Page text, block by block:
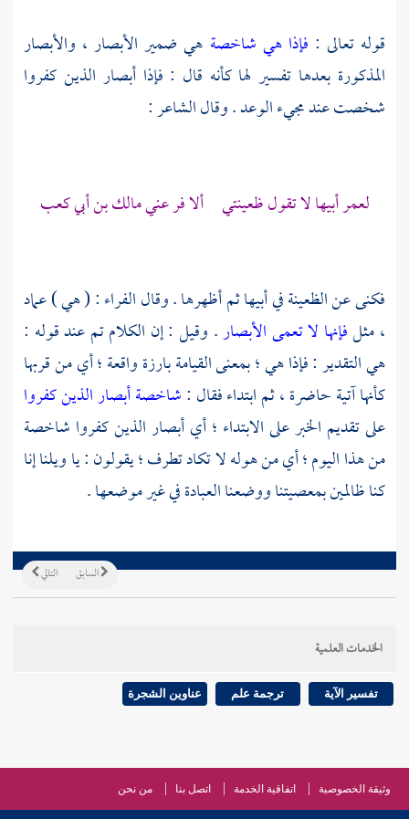
قوله تعالى : فإذا هي شاخصة هي ضمير الأبصار ، والأبصار
المذكورة بعدها تفسير لها كأنه قال : فإذا أبصار الذين كفروا
شخصت عند مجيء الوعد . وقال الشاعر :
لعمر أبيها لا تقول ظعينتي ألا فر عنيمالك بن أبي كعب
فكنى عن الظعينة في أبيها ثم أظهرها . وقالالفراء: ( هي ) عماد
، مثلفإنها لا تعمى الأبصار. وقيل : إن الكلام تم عند قوله :
هي التقدير : فإذا هي ؛ بمعنى القيامة بارزة واقعة ؛ أي من قربها
كأنها آتية حاضرة ، ثم ابتداء فقال :شاخصة أبصار الذين كفروا
على تقديم الخبر على الابتداء ؛ أي أبصار الذين كفروا شاخصة
من هذا اليوم ؛ أي من هوله لا تكاد تطرف ؛ يقولون : يا ويلنا إنا
كنا ظالمين بمعصيتنا ووضعنا العبادة في غير موضعها .
التالي السابق
الخدمات العلمية
تفسير الآية ترجمة علم عناوين الشجرة
وثيقة الخصوصية اتفاقية الخدمة اتصل بنا من نحن